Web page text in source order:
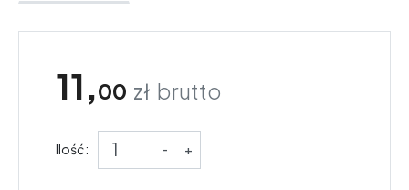
11,00 zł brutto
Ilość: - +